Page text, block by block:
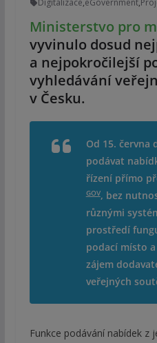
Digitalizace,eGovernment,
Ministerstvo pro
vyvinulo dosud
a nejpokročilejší
vyhledávání
v Česku.
Od 15. června
podávat
řízení přímo
GOV, bez
různými
prostředí
podací místo
zájem
veřejných
Funkce podávání nabídek